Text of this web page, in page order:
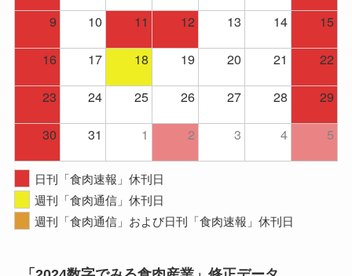
9 10 11 12 13 14
15
16
17 18 19 20 21
22
23
24 25 26 27 28
29
30
31 1 2 3 4 5
日刊「食肉速報」休刊日
週刊「食肉通信」休刊日
週刊「食肉通信」および日刊「食肉速報」休刊日